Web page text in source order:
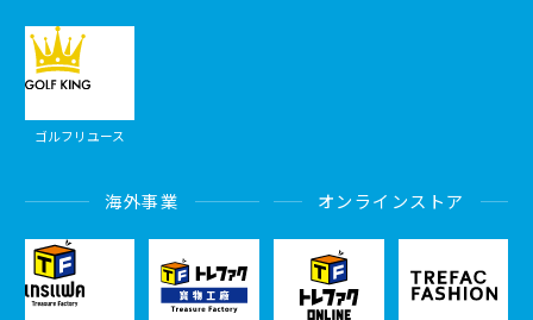
ゴルフリユース
海外事業 オンラインストア